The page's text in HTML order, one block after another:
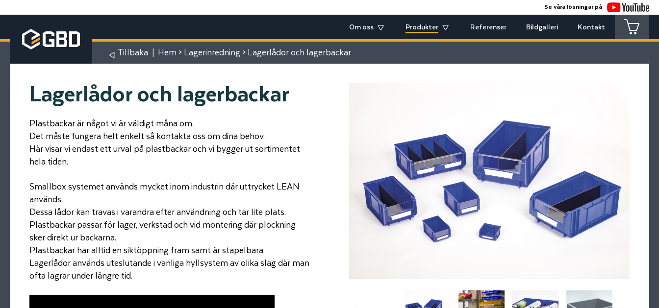
Se våra lösningar på
Om oss Produkter Referenser Bildgalleri Kontakt
Tillbaka Hem > Lagerinredning > Lagerlådor och lagerbackar
Lagerlådor och lagerbackar
Plastbackar är något vi är väldigt måna om.
Det måste fungera helt enkelt så kontakta oss om dina behov.
Här visar vi endast ett urval på plastbackar och vi bygger ut sortimentet
hela tiden.
Smallbox systemet används mycket inom industrin där uttrycket LEAN
används.
Dessa lådor kan travas i varandra efter användning och tar lite plats.
Plastbackar passar för lager, verkstad och vid montering där plockning
sker direkt ur backarna.
Plastbackar har alltid en siktöppning fram samt är stapelbara
Lagerlådor används uteslutande i vanliga hyllsystem av olika slag där man
ofta lagrar under längre tid.